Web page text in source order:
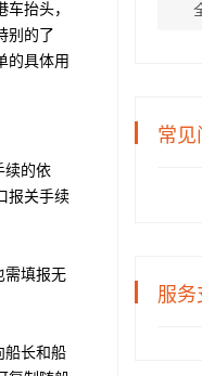
抬头，
别的了
的具体用
续的依
报关手续
需填报无
船长和船
常见
服务